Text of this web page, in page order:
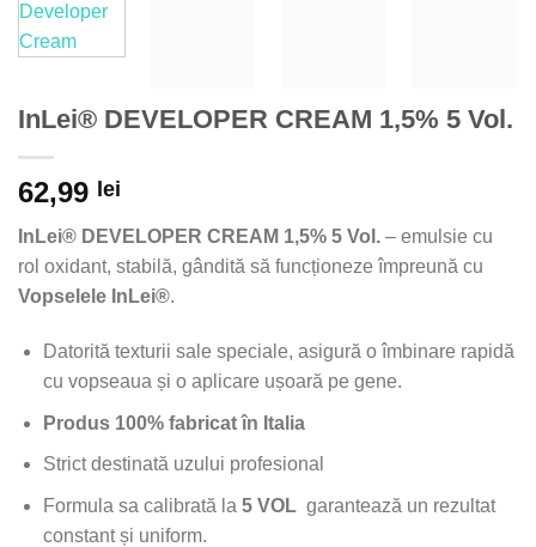
InLei® DEVELOPER CREAM 1,5% 5 Vol.
62,99 lei
InLei® DEVELOPER CREAM 1,5% 5 Vol. – emulsie cu
rol oxidant, stabilă, gândită să funcționeze împreună cu
Vopselele InLei®.
Datorită texturii sale speciale, asigură o îmbinare rapidă
cu vopseaua și o aplicare ușoară pe gene.
Produs 100% fabricat în Italia
Strict destinată uzului profesional
Formula sa calibrată la 5 VOLgarantează un rezultat
constant și uniform.